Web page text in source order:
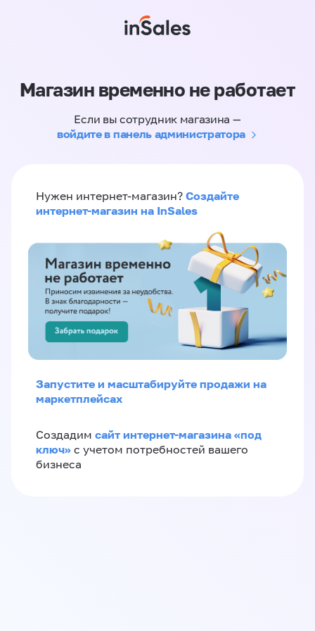
Магазин временно не работает
Если вы сотрудник магазина —
войдите в панель администратора
Нужен интернет-магазин? Создайте
интернет-магазин на InSales
Запустите и масштабируйте продажи на
маркетплейсах
Создадим сайт интернет-магазина «под
ключ» с учетом потребностей вашего
бизнеса